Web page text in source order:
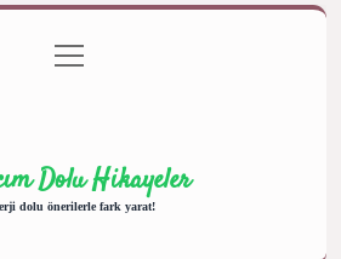
Gizlilik Politikası
menüyü
aç
Dolu Hikayeler
dolu önerilerle fark yarat!